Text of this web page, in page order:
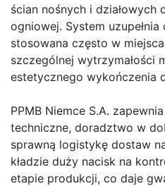
ścian nośnych i działowych
ogniowej. System uzupełnia
stosowana często w
szczególnej wytrzymałości
estetycznego wykończenia
PPMB Niemce S.A.
techniczne, doradztwo w
sprawną logistykę dostaw
kładzie duży nacisk na
etapie produkcji, co daje